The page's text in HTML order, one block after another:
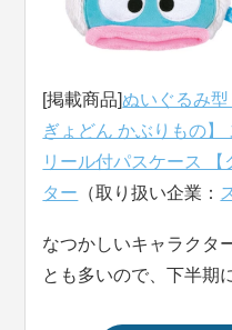
[掲載商品]ぬいぐるみ
ぎょどん かぶりもの】
リール付パスケース
ター （取り扱い企業：
なつかしいキャラクタ
とも多いので、下半期